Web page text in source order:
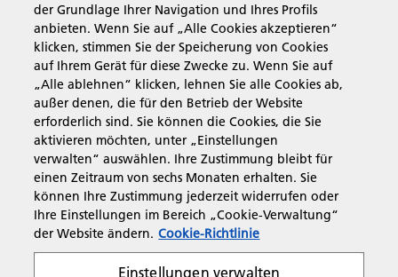
Produkte & Services
Support & Kontakt
Informationen
Folgen Sie uns
der Grundlage Ihrer Navigation und Ihres Profils
anbieten. Wenn Sie auf „Alle Cookies akzeptieren“
klicken, stimmen Sie der Speicherung von Cookies
auf Ihrem Gerät für diese Zwecke zu. Wenn Sie auf
„Alle ablehnen“ klicken, lehnen Sie alle Cookies ab,
außer denen, die für den Betrieb der Website
erforderlich sind. Sie können die Cookies, die Sie
aktivieren möchten, unter „Einstellungen
verwalten“ auswählen. Ihre Zustimmung bleibt für
einen Zeitraum von sechs Monaten erhalten. Sie
können Ihre Zustimmung jederzeit widerrufen oder
Ihre Einstellungen im Bereich „Cookie-Verwaltung“
der Website ändern. Cookie-Richtlinie
Einstellungen verwalten